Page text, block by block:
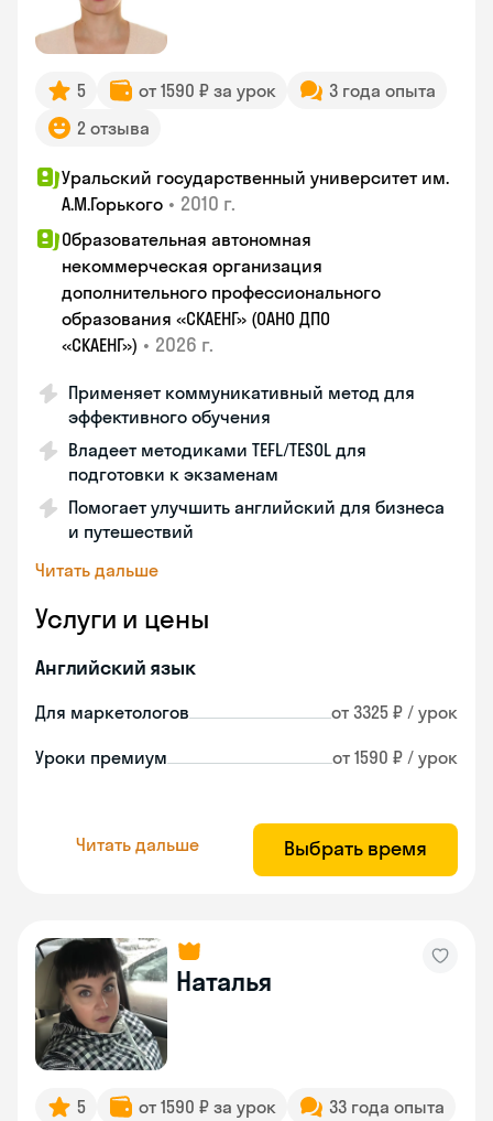
5 от 1590 ₽ за урок
3 года опыта
2 отзыва
Уральский государственный университет им.
А.М.Горького • 2010 г.
Образовательная автономная
некоммерческая организация
дополнительного профессионального
образования «СКАЕНГ» (ОАНО ДПО
«СКАЕНГ») • 2026 г.
Применяет коммуникативный метод для
эффективного обучения
Владеет методиками TEFL/TESOL для
подготовки к экзаменам
Помогает улучшить английский для бизнеса
и путешествий
Читать дальше
Услуги и цены
Английский язык
Для маркетологов от 3325 ₽ / урок
Уроки премиум от 1590 ₽ / урок
Читать дальше Выбрать время
Наталья
5 от 1590 ₽ за урок 33 года опыта